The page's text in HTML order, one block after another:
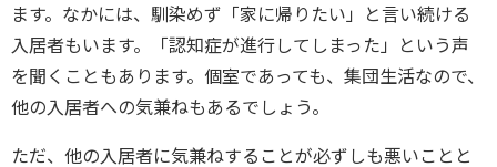
ます。なかには、馴染めず「家に帰りたい」と言い続ける
入居者もいます。「認知症が進行してしまった」という声
を聞くこともあります。個室であっても、集団生活なので、
他の入居者への気兼ねもあるでしょう。
ただ、他の入居者に気兼ねすることが必ずしも悪いことと